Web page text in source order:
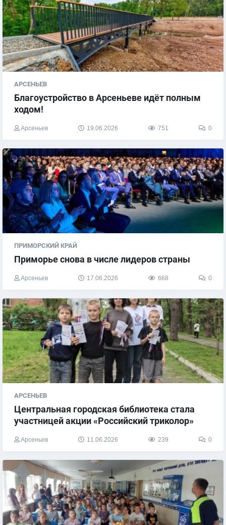
АРСЕНЬЕВ
​Благоустройство в Арсеньеве идёт полным
ходом!
Арсеньев 19.06.2026 751 0
ПРИМОРСКИЙ КРАЙ
Приморье снова в числе лидеров страны
Арсеньев 17.06.2026 668 0
АРСЕНЬЕВ
Центральная городская библиотека стала
участницей акции «Российский триколор»
Арсеньев 11.06.2026 239 0